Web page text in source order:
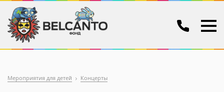
Мероприятия для детей Концерты